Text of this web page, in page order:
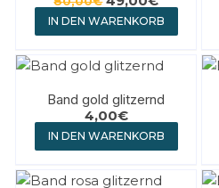
IN DEN WARENKORB
Band gold glitzernd
4,00€
IN DEN WARENKORB